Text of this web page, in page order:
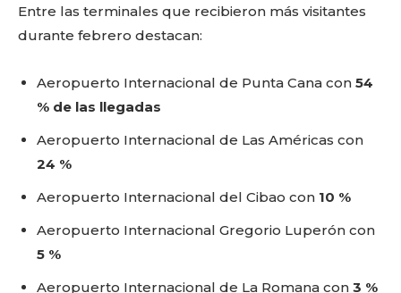
Entre las terminales que recibieron más visitantes
durante febrero destacan:
Aeropuerto Internacional de Punta Cana con 54
% de las llegadas
Aeropuerto Internacional de Las Américas con
24 %
Aeropuerto Internacional del Cibao con 10 %
Aeropuerto Internacional Gregorio Luperón con
5 %
Aeropuerto Internacional de La Romana con 3 %